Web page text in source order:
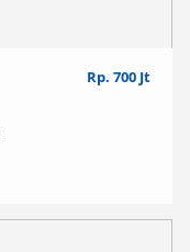
Rp. 700 Jt